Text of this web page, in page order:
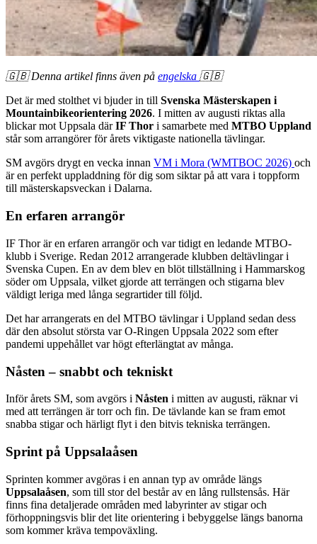
🇬🇧 Denna artikel finns även på engelska 🇬🇧
Det är med stolthet vi bjuder in till Svenska Mästerskapen i
Mountainbikeorientering 2026. I mitten av augusti riktas alla
blickar mot Uppsala därIF Thor i samarbete med MTBO Uppland
står som arrangörer för årets viktigaste nationella tävlingar.
SM avgörs drygt en vecka innan VM i Mora (WMTBOC 2026) och
är en perfekt uppladdning för dig som siktar på att vara i toppform
till mästerskapsveckan i Dalarna.
En erfaren arrangör
IF Thor är en erfaren arrangör och var tidigt en ledande MTBO-
klubb i Sverige. Redan 2012 arrangerade klubben deltävlingar i
Svenska Cupen. En av dem blev en blöt tillställning i Hammarskog
söder om Uppsala, vilket gjorde att terrängen och stigarna blev
väldigt leriga med långa segrartider till följd.
Det har arrangerats en del MTBO tävlingar i Uppland sedan dess
där den absolut största var O-Ringen Uppsala 2022 som efter
pandemi uppehållet var högt efterlängtat av många.
Nåsten – snabbt och tekniskt
Inför årets SM, som avgörs i Nåsten i mitten av augusti, räknar vi
med att terrängen är torr och fin. De tävlande kan se fram emot
snabba stigar och härligt flyt i den bitvis tekniska terrängen.
Sprint på Uppsalaåsen
Sprinten kommer avgöras i en annan typ av område längs
Uppsalaåsen, som till stor del består av en lång rullstensås. Här
finns fina detaljerade områden med labyrinter av stigar och
förhoppningsvis blir det lite orientering i bebyggelse längs banorna
som kommer kräva tempoväxling.